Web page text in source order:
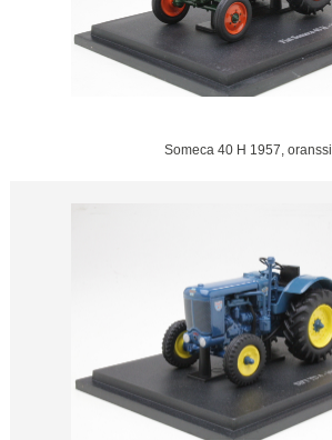
Someca 40 H 1957, oranssi